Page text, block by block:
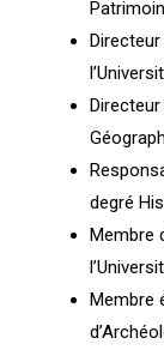
degré
Membre
Membre